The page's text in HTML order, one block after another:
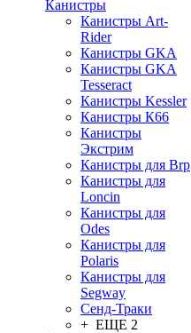
Канистры
Канистры Art-
Rider
Канистры GKA
Канистры GKA
Tesseract
Канистры Kessler
Канистры К66
Канистры
Экстрим
Канистры для Brp
Канистры для
Loncin
Канистры для
Odes
Канистры для
Polaris
Канистры для
Segway
Сенд-Траки
+ ЕЩЕ 2